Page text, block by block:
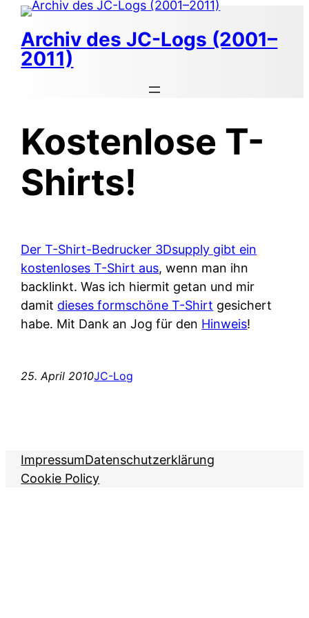
Zum
Inhalt
springen
Archiv des JC-Logs (2001–
2011)
Kostenlose T-
Shirts!
Der T-Shirt-Bedrucker 3Dsupply gibt ein
kostenloses T-Shirt aus, wenn man ihn
backlinkt. Was ich hiermit getan und mir
damit dieses formschöne T-Shirt gesichert
habe. Mit Dank an Jog für den Hinweis!
25. April 2010JC-Log
ImpressumDatenschutzerklärung
Cookie Policy